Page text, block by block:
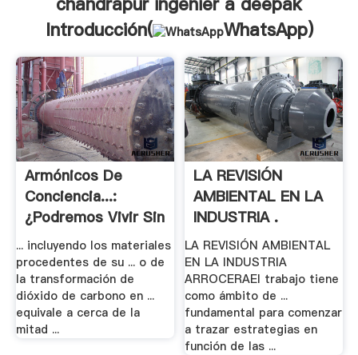
Introducción(
WhatsApp)
Armónicos De
Conciencia...:
¿Podremos Vivir Sin
.
... incluyendo los materiales
procedentes de su ... o de
la transformación de
dióxido de carbono en ...
equivale a cerca de la
mitad ...
LA REVISIÓN
AMBIENTAL EN LA
INDUSTRIA .
LA REVISIÓN AMBIENTAL
EN LA INDUSTRIA
ARROCERAEl trabajo tiene
como ámbito de ...
fundamental para comenzar
a trazar estrategias en
función de las ...